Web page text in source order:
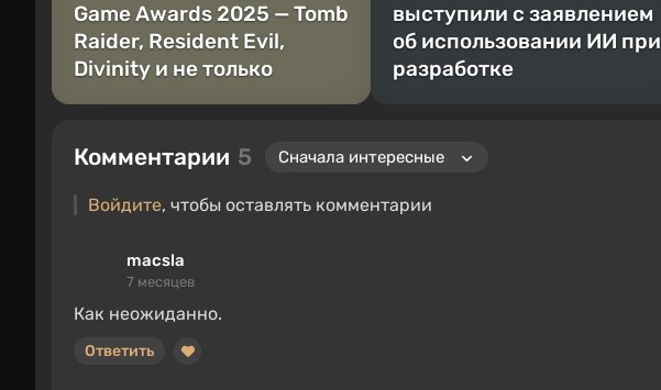
Game Awards 2025 — Tomb
Raider, Resident Evil,
Divinity и не только
выступили с заявлением
об использовании ИИ при
разработке
Комментарии 5
Войдите, чтобы оставлять комментарии
macsla
7 месяцев
Как неожиданно.
Ответить